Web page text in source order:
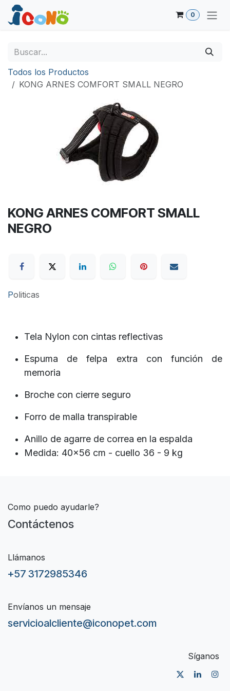
Ir al contenido
0
Todos los Productos
KONG ARNES COMFORT SMALL NEGRO
KONG ARNES COMFORT SMALL
NEGRO
Politicas
Tela Nylon con cintas reflectivas
Espuma de felpa extra con función de
memoria
Broche con cierre seguro
Forro de malla transpirable
Anillo de agarre de correa en la espalda
Medida: 40x56 cm - cuello 36 - 9 kg
Como puedo ayudarle?
Contáctenos
Llámanos
+57 3172985346
Envíanos un mensaje
servicioalcliente@iconopet.com
Síganos